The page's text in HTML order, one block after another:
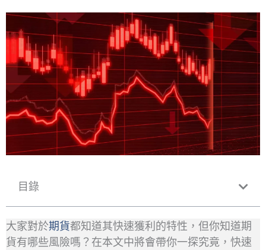
目錄
大家對於期貨都知道其快速獲利的特性，但你知道期
貨有哪些風險嗎？在本文中將會帶你一探究竟，快速